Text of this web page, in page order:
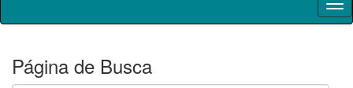
Página de Busca